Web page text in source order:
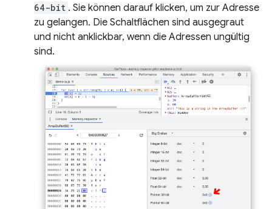
64-bit . Sie können darauf klicken, um zur Adresse
zu gelangen. Die Schaltflächen sind ausgegraut
und nicht anklickbar, wenn die Adressen ungültig
sind.